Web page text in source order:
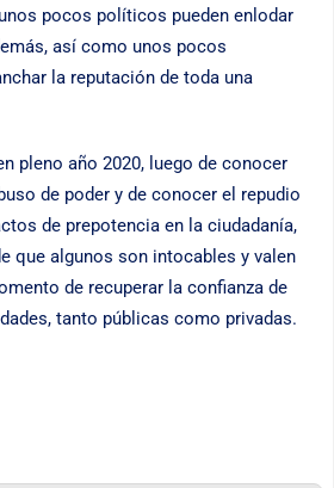
pocos políticos pueden enlodar
así como unos pocos
la reputación de toda una
pleno año 2020, luego de conocer
de poder y de conocer el repudio
de prepotencia en la ciudadanía,
que algunos son intocables y valen
de recuperar la confianza de
tanto públicas como privadas.